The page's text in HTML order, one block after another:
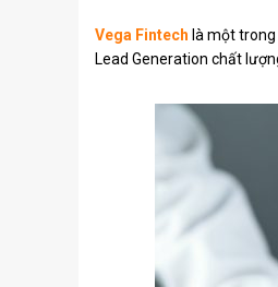
Vega Fintech là một
Lead Generation chất